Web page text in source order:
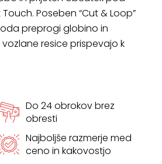
Poseben “Cut & Loop”
preprogi globino in
resice prispevajo k
Do 24 obrokov brez
obresti
Najboljše razmerje med
ceno in kakovostjo